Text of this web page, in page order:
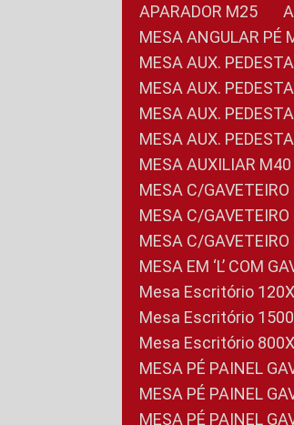
APARADOR M25
MESA ANGULAR
MESA AUX.
MESA AUX.
MESA AUX.
MESA AUX.
MESA AUXILIAR M40
MESA C/
MESA C/
MESA C/
MESA EM ‘L’ COM
Mesa Escritório
Mesa Escritório
Mesa Escritório
MESA PÉ PAINEL
MESA PÉ PAINEL
MESA PÉ PAINEL